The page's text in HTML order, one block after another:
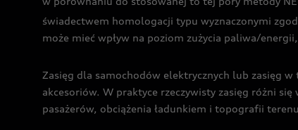
świadectwem homologacji typu wyznaczonymi
może mieć wpływ na poziom zużycia paliwa/
Zasięg dla samochodów elektrycznych lub zasięg
akcesoriów. W praktyce rzeczywisty zasięg różni
pasażerów, obciążenia ładunkiem i topografii